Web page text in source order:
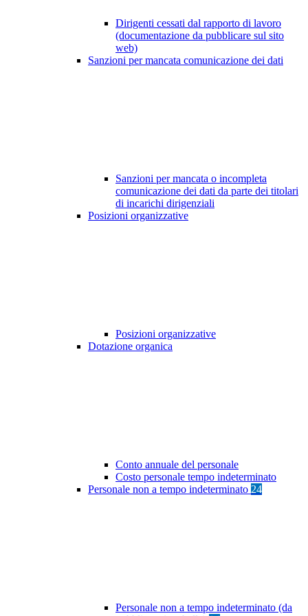
Dirigenti cessati dal rapporto di lavoro
(documentazione da pubblicare sul sito
web)
Sanzioni per mancata comunicazione dei dati
Sanzioni per mancata o incompleta
comunicazione dei dati da parte dei titolari
di incarichi dirigenziali
Posizioni organizzative
Posizioni organizzative
Dotazione organica
Conto annuale del personale
Costo personale tempo indeterminato
Personale non a tempo indeterminato 24
Personale non a tempo indeterminato (da